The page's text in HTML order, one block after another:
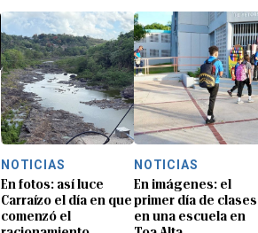
NOTICIAS
En fotos: así luce
Carraízo el día en que
comenzó el
NOTICIAS
En imágenes: el
primer día de clases
en una escuela en